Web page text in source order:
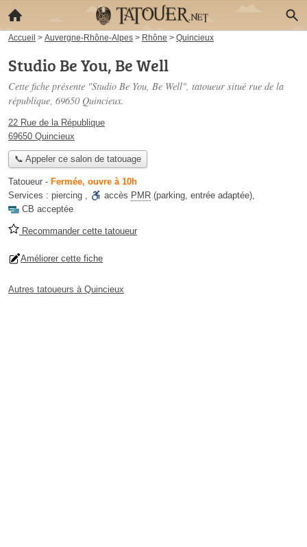
Accueil > Auvergne-Rhône-Alpes > Rhône > Quincieux
Studio Be You, Be Well
Cette fiche présente "Studio Be You, Be Well", tatoueur situé rue de la
république, 69650 Quincieux.
22 Rue de la République
69650 Quincieux
📞 Appeler ce salon de tatouage
Tatoueur - Fermée, ouvre à 10h
Services : piercing , accès PMR (parking, entrée adaptée),
CB acceptée
Recommander cette tatoueur
Améliorer cette fiche
Autres tatoueurs à Quincieux